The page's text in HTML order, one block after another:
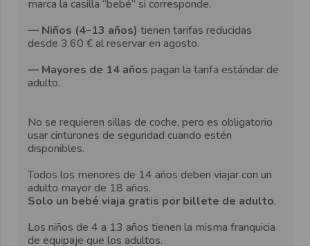
marca la casilla “bebé” si corresponde.
— Niños (4–13 años) tienen tarifas reducidas
desde 3.60 € al reservar en agosto.
— Mayores de 14 años pagan la tarifa estándar de
adulto.
No se requieren sillas de coche, pero es obligatorio
usar cinturones de seguridad cuando estén
disponibles.
Todos los menores de 14 años deben viajar con un
adulto mayor de 18 años.
Solo un bebé viaja gratis por billete de adulto.
Los niños de 4 a 13 años tienen la misma franquicia
de equipaje que los adultos.